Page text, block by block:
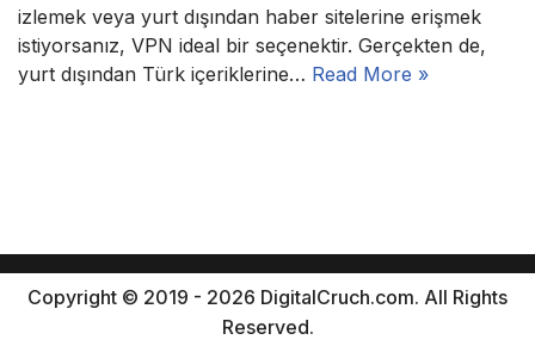
izlemek veya yurt dışından haber sitelerine erişmek
istiyorsanız, VPN ideal bir seçenektir. Gerçekten de,
yurt dışından Türk içeriklerine… Read More »
Copyright © 2019 - 2026 DigitalCruch.com. All Rights
Reserved.